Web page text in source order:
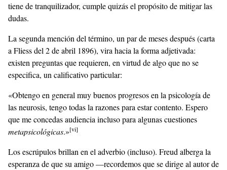
tiene de tranquilizador, cumple quizás el propósito de mitigar las
dudas.
La segunda mención del término, un par de meses después (carta
a Fliess del 2 de abril 1896), vira hacia la forma adjetivada:
existen preguntas que requieren, en virtud de algo que no se
especifica, un calificativo particular:
«Obtengo en general muy buenos progresos en la psicología de
las neurosis, tengo todas la razones para estar contento. Espero
que me concedas audiencia incluso para algunas cuestiones
metapsicológicas.»[vi]
Los escrúpulos brillan en el adverbio (incluso). Freud alberga la
esperanza de que su amigo —recordemos que se dirige al autor de